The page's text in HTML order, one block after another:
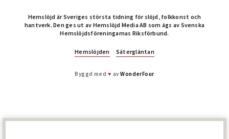
Hemslöjd är Sveriges största tidning för slöjd, folkkonst och
hantverk. Den ges ut av Hemslöjd Media AB som ägs av Svenska
Hemslöjdsföreningarnas Riksförbund.
Hemslöjden Sätergläntan
Byggd med ♥ avWonderFour